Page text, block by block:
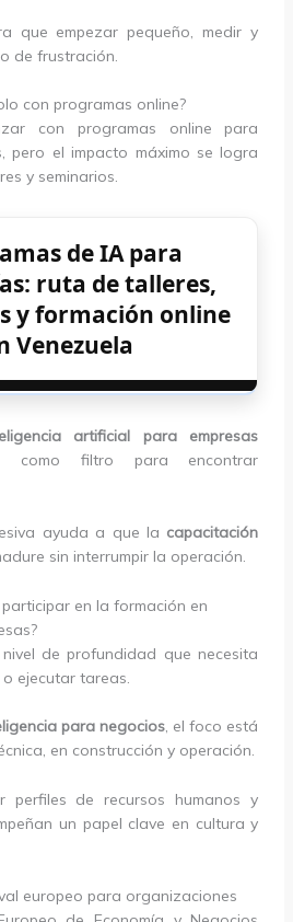
que empezar pequeño, medir y
de frustración.
con programas online?
con programas online para
pero el impacto máximo se logra
y seminarios.
de IA para
ruta de talleres,
y formación online
Venezuela
artificial para empresas
como filtro para encontrar
ayuda a que la capacitación
sin interrumpir la operación.
en la formación en
de profundidad que necesita
ejecutar tareas.
para negocios, el foco está
en construcción y operación.
perfiles de recursos humanos y
un papel clave en cultura y
europeo para organizaciones